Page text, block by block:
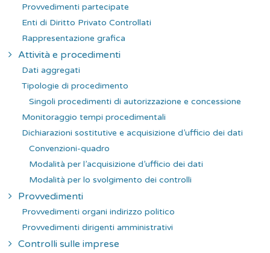
Provvedimenti partecipate
Enti di Diritto Privato Controllati
Rappresentazione grafica
Attività e procedimenti
Dati aggregati
Tipologie di procedimento
Singoli procedimenti di autorizzazione e concessione
Monitoraggio tempi procedimentali
Dichiarazioni sostitutive e acquisizione d’ufficio dei dati
Convenzioni-quadro
Modalità per l’acquisizione d’ufficio dei dati
Modalità per lo svolgimento dei controlli
Provvedimenti
Provvedimenti organi indirizzo politico
Provvedimenti dirigenti amministrativi
Controlli sulle imprese